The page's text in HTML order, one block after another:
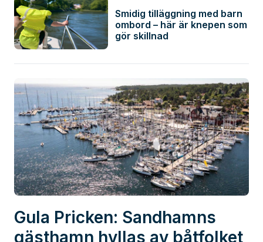
Smidig tilläggning med barn
ombord – här är knepen som
gör skillnad
Gula Pricken: Sandhamns
gästhamn hyllas av båtfolket